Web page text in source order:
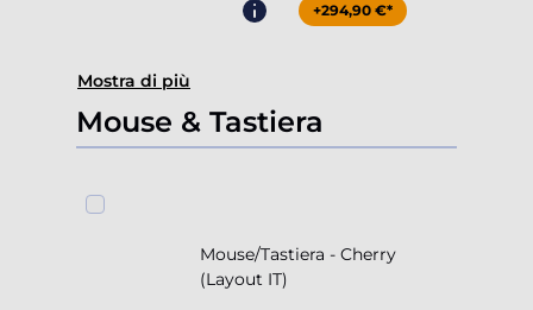
+294,90 €*
Mostra di più
Mouse & Tastiera
Mouse/Tastiera - Cherry
(Layout IT)